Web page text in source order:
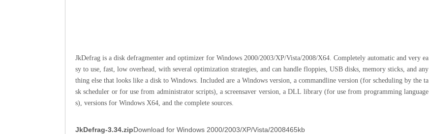
JkDefrag is a disk defragmenter and optimizer for Windows 2000/2003/XP/Vista/2008/X64. Completely automatic and very ea
sy to use, fast, low overhead, with several optimization strategies, and can handle floppies, USB disks, memory sticks, and any
thing else that looks like a disk to Windows. Included are a Windows version, a commandline version (for scheduling by the ta
sk scheduler or for use from administrator scripts), a screensaver version, a DLL library (for use from programming language
s), versions for Windows X64, and the complete sources.
JkDefrag-3.34.zipDownload for Windows 2000/2003/XP/Vista/2008465kb